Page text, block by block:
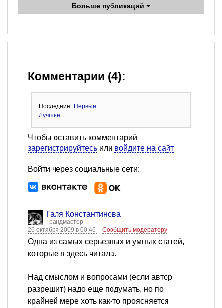
Больше публикаций
Комментарии (4):
Последние
Первые
Лучшие
Чтобы оставить комментарий
зарегистрируйтесь или войдите на сайт
Войти через социальные сети:
Галя Константинова
Грандмастер
26 октября 2009 в 00:46
Сообщить модератору
Одна из самых серьезных и умных статей,
которые я здесь читала.
Над смыслом и вопросами (если автор
разрешит) надо еще подумать, но по
крайней мере хоть как-то проясняется